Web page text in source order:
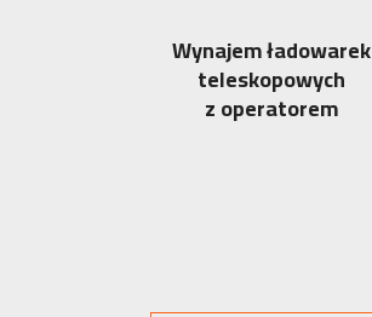
Wynajem ładowarek
teleskopowych
z operatorem